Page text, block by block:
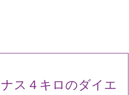
ス４キロのダイエ